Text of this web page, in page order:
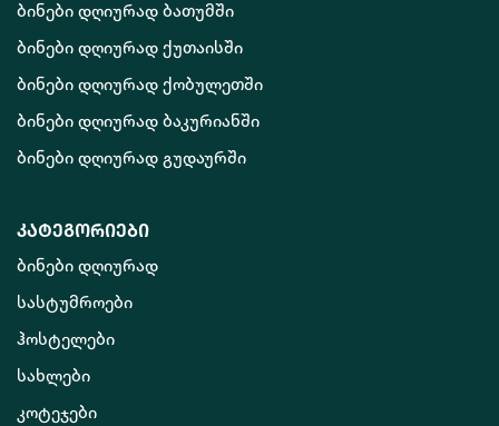
ბინები დღიურად ბათუმში
ბინები დღიურად ქუთაისში
ბინები დღიურად ქობულეთში
ბინები დღიურად ბაკურიანში
ბინები დღიურად გუდაურში
კატეგორიები
ბინები დღიურად
სასტუმროები
ჰოსტელები
სახლები
კოტეჯები